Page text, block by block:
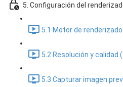
5. Configuración del
5.1 Motor de
5.2 Resolución y calidad
5.3 Capturar imagen